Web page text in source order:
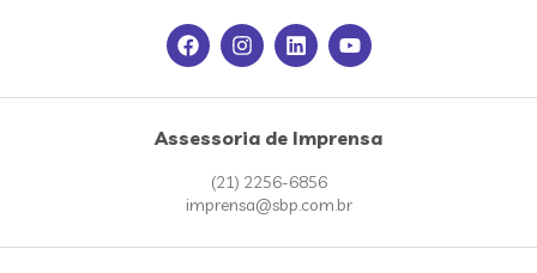
Assessoria de Imprensa
(21) 2256-6856
imprensa@sbp.com.br